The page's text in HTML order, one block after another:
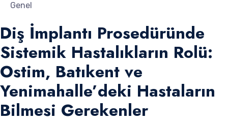
Genel
Diş İmplantı Prosedüründe
Sistemik Hastalıkların Rolü:
Ostim, Batıkent ve
Yenimahalle’deki Hastaların
Bilmesi Gerekenler